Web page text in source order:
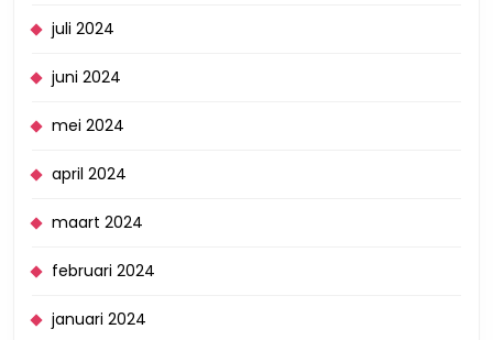
juli 2024
juni 2024
mei 2024
april 2024
maart 2024
februari 2024
januari 2024